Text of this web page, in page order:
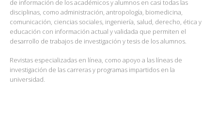
de información de los académicos y alumnos en casi todas las
disciplinas, como administración, antropología, biomedicina,
comunicación, ciencias sociales, ingeniería, salud, derecho, ética y
educación con información actual y validada que permiten el
desarrollo de trabajos de investigación y tesis de los alumnos.
Revistas especializadas en línea, como apoyo a las líneas de
investigación de las carreras y programas impartidos en la
universidad.